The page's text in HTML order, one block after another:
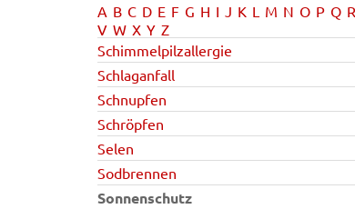
A B C D E F G H I J K L M N O P Q R
V W X Y Z
Schimmelpilzallergie
Schlaganfall
Schnupfen
Schröpfen
Selen
Sodbrennen
Sonnenschutz